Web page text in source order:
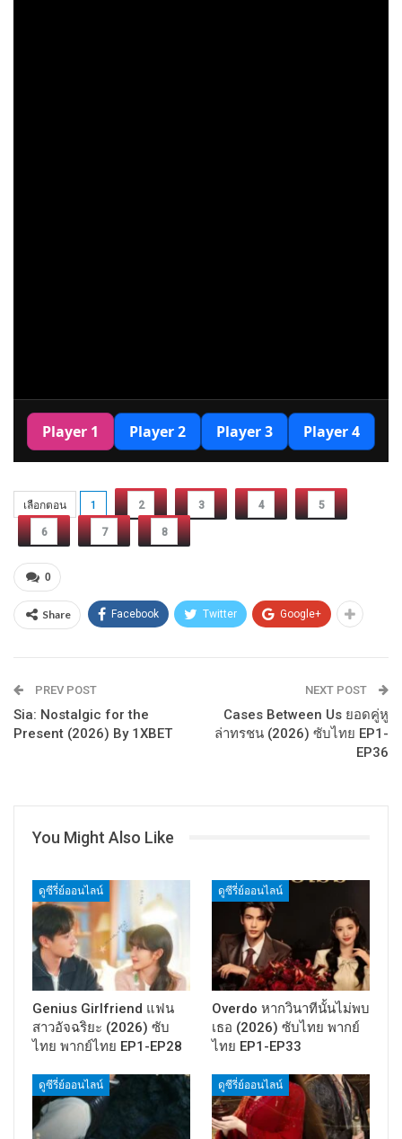
เลือกตอน 1 2 3 4 5
6 7 8
0
Share Facebook Twitter Google+
PREV POST
Sia: Nostalgic for the
Present (2026) By 1XBET
NEXT POST
Cases Between Us ยอดคู่หู
ล่าทรชน (2026) ซับไทย EP1-
EP36
You Might Also Like
ดูซีรี่ย์ออนไลน์
Genius Girlfriend แฟน
สาวอัจฉริยะ (2026) ซับ
ไทย พากย์ไทย EP1-EP28
ดูซีรี่ย์ออนไลน์
Overdo หากวินาทีนั้นไม่พบ
เธอ (2026) ซับไทย พากย์
ไทย EP1-EP33
ดูซีรี่ย์ออนไลน์ ดูซีรี่ย์ออนไลน์